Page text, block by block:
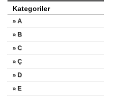
Kategoriler
» A
» B
» C
» Ç
» D
» E